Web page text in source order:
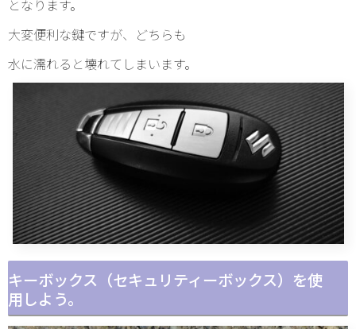
となります。
大変便利な鍵ですが、どちらも
水に濡れると壊れてしまいます。
キーボックス（セキュリティーボックス）を使
用しよう。